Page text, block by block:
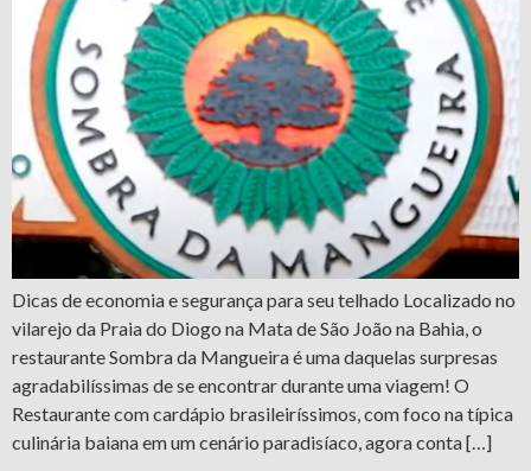
Dicas de economia e segurança para seu telhado Localizado no
vilarejo da Praia do Diogo na Mata de São João na Bahia, o
restaurante Sombra da Mangueira é uma daquelas surpresas
agradabilíssimas de se encontrar durante uma viagem! O
Restaurante com cardápio brasileiríssimos, com foco na típica
culinária baiana em um cenário paradisíaco, agora conta […]